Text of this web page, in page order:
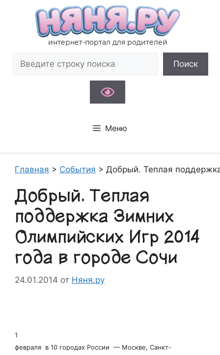
содержимому
интернет-портал для родителей
Поиск
Меню
Главная > События > Добрый. Теплая
Добрый. Теплая
поддержка Зимних
Олимпийских Игр 2014
года в городе Сочи
24.01.2014 от Няня.ру
1
февраля в 10 городах России — Москве, Санкт-